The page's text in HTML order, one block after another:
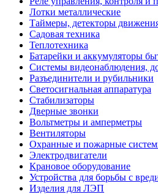
Лотки металлические
Таймеры, детекторы
Садовая техника
Теплотехника
Батарейки и аккумуляторы
Системы видеонаблюдения,
Разъединители и рубильники
Светосигнальная аппаратура
Стабилизаторы
Дверные звонки
Вольтметры и амперметры
Вентиляторы
Охранные и пожарные
Электродвигатели
Крановое оборудование
Устройства для борьбы с
Изделия для ЛЭП